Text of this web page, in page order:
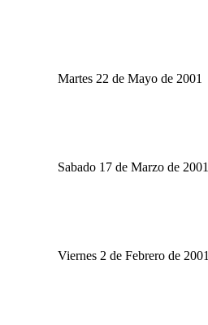
Martes 22 de Mayo de 2001
Sabado 17 de Marzo de 2001
Viernes 2 de Febrero de 2001